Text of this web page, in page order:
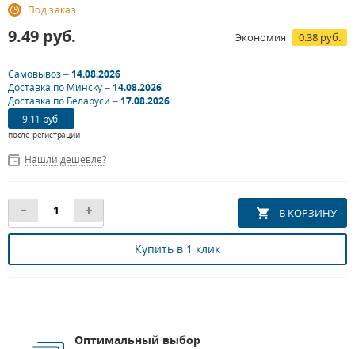
Под заказ
9.49 руб. Экономия 0.38 руб.
Самовывоз –14.08.2026
Доставка по Минску –14.08.2026
Доставка по Беларуси –17.08.2026
9.11 руб.
после регистрации
Нашли дешевле?
Купить в 1 клик
Оптимальный выбор